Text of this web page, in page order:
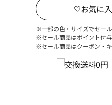
※一部の色・サイズでセー
※セール商品はポイント付
※セール商品はクーポン・